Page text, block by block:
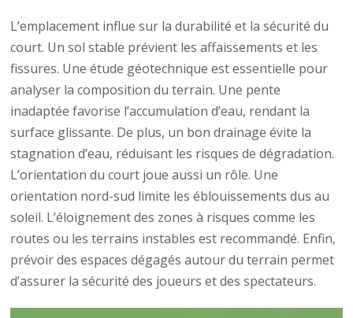
l’utilisation
L’emplacement influe sur la durabilité et la sécurité du
court. Un sol stable prévient les affaissements et les
fissures. Une étude géotechnique est essentielle pour
analyser la composition du terrain. Une pente
inadaptée favorise l’accumulation d’eau, rendant la
surface glissante. De plus, un bon drainage évite la
stagnation d’eau, réduisant les risques de dégradation.
L’orientation du court joue aussi un rôle. Une
orientation nord-sud limite les éblouissements dus au
soleil. L’éloignement des zones à risques comme les
routes ou les terrains instables est recommandé. Enfin,
prévoir des espaces dégagés autour du terrain permet
d’assurer la sécurité des joueurs et des spectateurs.